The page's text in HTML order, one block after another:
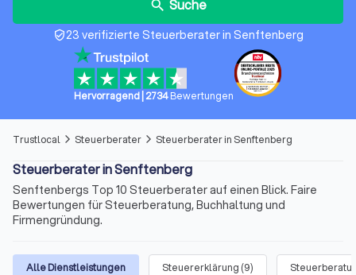
search Suche
verified_user23 verifizierte Steuerberater in Senftenberg
Hervorragend 2734Bewertungen
Trustlocal arrow_forward_ios Steuerberater arrow_forward_ios Steuerberater in Senftenberg
Steuerberater in Senftenberg
Senftenbergs Top 10 Steuerberater auf einen Blick. Faire
Bewertungen für Steuerberatung, Buchhaltung und
Firmengründung.
Alle Dienstleistungen Steuererklärung (9)